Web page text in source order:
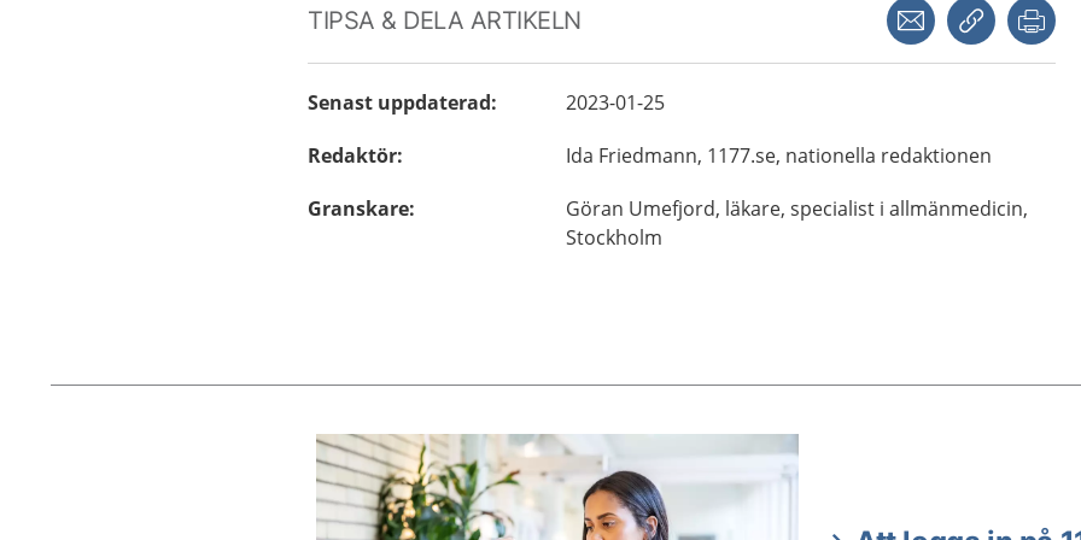
TIPSA & DELA ARTIKELN Dela via mejlKopiera länk
Senast uppdaterad:
2023-01-25
Redaktör: Ida Friedmann, 1177.se, nationella redaktionen
Granskare: Göran Umefjord, läkare, specialist i allmänmedicin,
Stockholm